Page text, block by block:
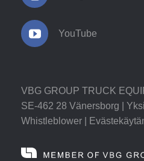
YouTube
VBG GROUP TRUCK
SE-462 28 Vänersborg |
Whistleblower